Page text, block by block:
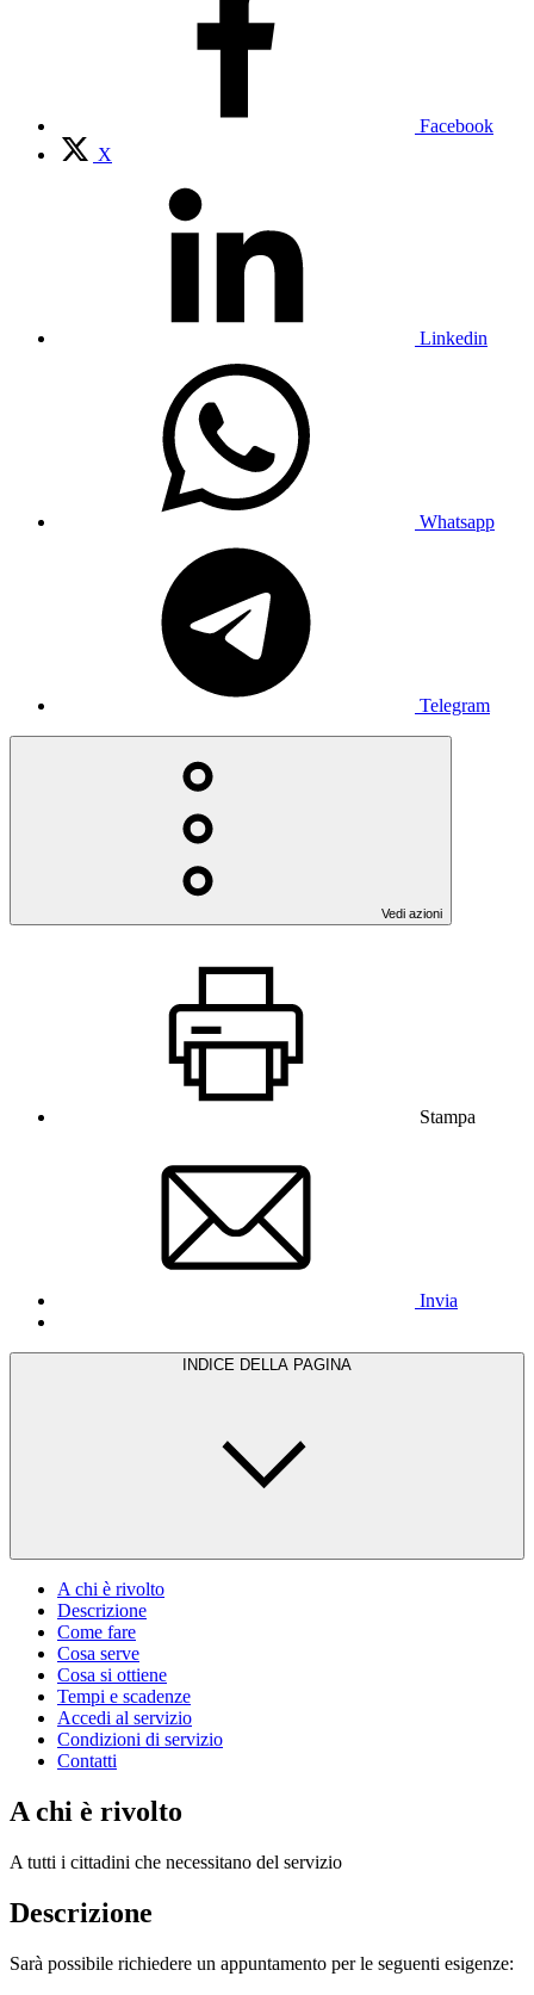
Facebook
X
Linkedin
Whatsapp
Telegram
Vedi azioni
Stampa
Invia
INDICE DELLA PAGINA
A chi è rivolto
Descrizione
Come fare
Cosa serve
Cosa si ottiene
Tempi e scadenze
Accedi al servizio
Condizioni di servizio
Contatti
A chi è rivolto
A tutti i cittadini che necessitano del servizio
Descrizione
Sarà possibile richiedere un appuntamento per le seguenti esigenze: